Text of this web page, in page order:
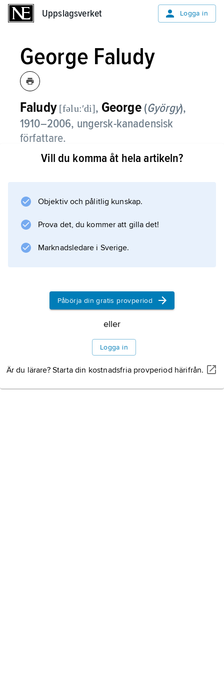
Uppslagsverket Logga in
George Faludy
Faludy [fəlu:ʹdi], George(György),
1910–2006, ungersk-kanadensisk
författare.
George Faludy lämnade Ungern i samband
1956 efter tre år i fängelse. 1976 blev han
mer kända emigrantförfattarna i Kanada. Han
skrev poesi, romaner och biografier på
engelska och ungerska. Hans
Information om artikeln
Vill du komma åt hela artikeln?
Objektiv och pålitlig kunskap.
Prova det, du kommer att gilla det!
Marknadsledare i Sverige.
Påbörja din gratis provperiod
eller
Logga in
Är du lärare? Starta din kostnadsfria provperiod härifrån.